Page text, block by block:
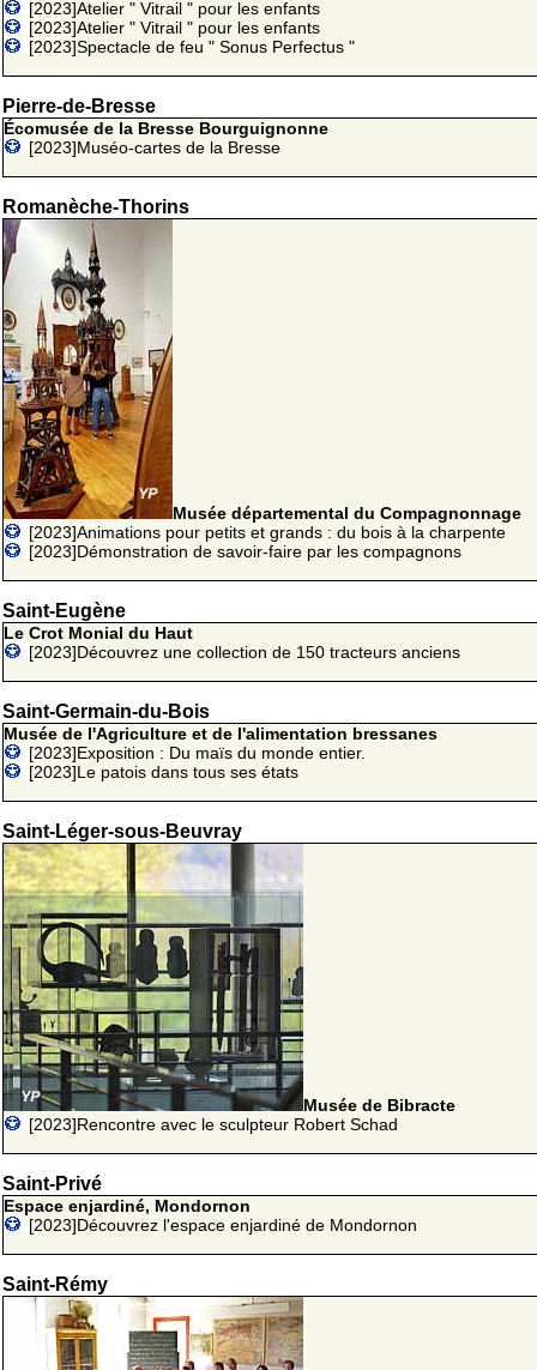
[2023]Atelier " Vitrail " pour les enfants
[2023]Atelier " Vitrail " pour les enfants
[2023]Spectacle de feu " Sonus Perfectus "
Pierre-de-Bresse
Écomusée de la Bresse Bourguignonne
[2023]Muséo-cartes de la Bresse
Romanèche-Thorins
Musée départemental du Compagnonnage
[2023]Animations pour petits et grands : du bois à la charpente
[2023]Démonstration de savoir-faire par les compagnons
Saint-Eugène
Le Crot Monial du Haut
[2023]Découvrez une collection de 150 tracteurs anciens
Saint-Germain-du-Bois
Musée de l'Agriculture et de l'alimentation bressanes
[2023]Exposition : Du maïs du monde entier.
[2023]Le patois dans tous ses états
Saint-Léger-sous-Beuvray
Musée de Bibracte
[2023]Rencontre avec le sculpteur Robert Schad
Saint-Privé
Espace enjardiné, Mondornon
[2023]Découvrez l'espace enjardiné de Mondornon
Saint-Rémy